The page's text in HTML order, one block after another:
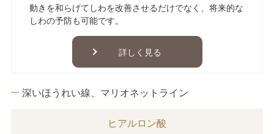
動きを和らげてしわを改善させるだけでなく、将来的な
しわの予防も可能です。
詳しく見る
深いほうれい線、マリオネットライン
ヒアルロン酸